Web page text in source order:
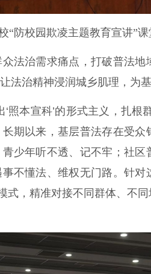
“防校园欺凌主题教育宣讲”
治需求痛点，打破普法地
法治精神浸润城乡肌理，为
本宣科’的形式主义，扎根
期以来，基层普法存在受
少年听不透、记不牢；社区
不懂法、维权无门路。针
式，精准对接不同群体、不